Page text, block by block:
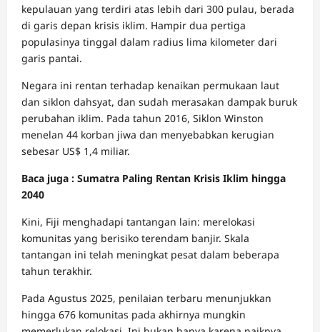
kepulauan yang terdiri atas lebih dari 300 pulau, berada
di garis depan krisis iklim. Hampir dua pertiga
populasinya tinggal dalam radius lima kilometer dari
garis pantai.
Negara ini rentan terhadap kenaikan permukaan laut
dan siklon dahsyat, dan sudah merasakan dampak buruk
perubahan iklim. Pada tahun 2016, Siklon Winston
menelan 44 korban jiwa dan menyebabkan kerugian
sebesar US$ 1,4 miliar.
Baca juga : Sumatra Paling Rentan Krisis Iklim hingga
2040
Kini, Fiji menghadapi tantangan lain: merelokasi
komunitas yang berisiko terendam banjir. Skala
tantangan ini telah meningkat pesat dalam beberapa
tahun terakhir.
Pada Agustus 2025, penilaian terbaru menunjukkan
hingga 676 komunitas pada akhirnya mungkin